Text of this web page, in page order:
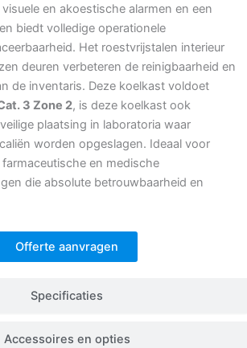
Specificaties
Accessoires en opties
en akoestische alarmen en een
biedt volledige operationele
Het roestvrijstalen interieur
deuren verbeteren de reinigbaarheid en
de inventaris. Deze koelkast voldoet
3 Zone 2, is deze koelkast ook
plaatsing in laboratoria waar
worden opgeslagen. Ideaal voor
en medische
die absolute betrouwbaarheid en
Offerte aanvragen